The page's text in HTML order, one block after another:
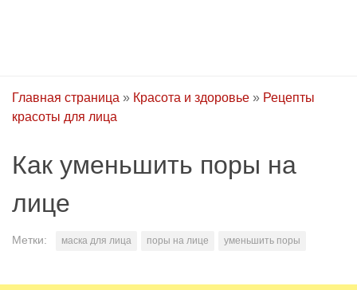
Главная страница » Красота и здоровье » Рецепты
красоты для лица
Как уменьшить поры на
лице
Метки: маска для лица поры на лице уменьшить поры